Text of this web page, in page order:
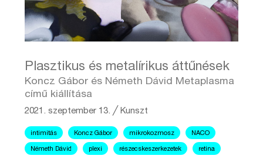
Plasztikus és metalírikus áttűnések
Koncz Gábor és Németh Dávid Metaplasma
című kiállítása
2021. szeptember 13. ╱Kunszt
intimitás Koncz Gábor mikrokozmosz NACO
Németh Dávid plexi részecskeszerkezetek retina